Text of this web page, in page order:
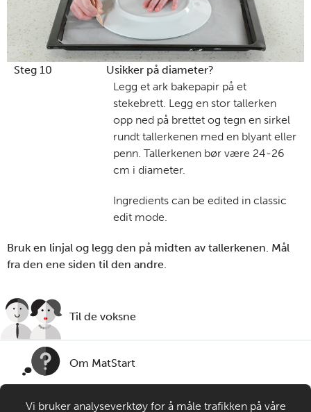
Steg 10
Legg et ark bakepapir på et
stekebrett. Legg en stor tallerken
opp ned på brettet og tegn en sirkel
rundt tallerkenen med en blyant eller
penn. Tallerkenen bør være 24-26
cm i diameter.
Ingredients can be edited in classic
edit mode.
Usikker på diameter?
Bruk en linjal og legg den på midten av tallerkenen. Mål
fra den ene siden til den andre.
Til de voksne
Om MatStart
Kontakt oss
Vi bruker analyseverktøy for å måle trafikken på våre